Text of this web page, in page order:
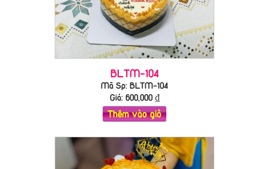
BLTM-104
Mã Sp: BLTM-104
Giá: 600,000₫
Thêm vào giỏ